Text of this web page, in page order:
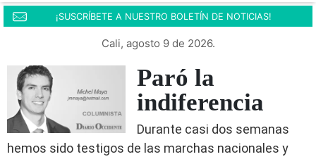
¡SUSCRÍBETE A NUESTRO BOLETÍN DE NOTICIAS!
Cali, agosto 9 de 2026.
Paró la
indiferencia
Durante casi dos semanas
hemos sido testigos de las marchas nacionales y